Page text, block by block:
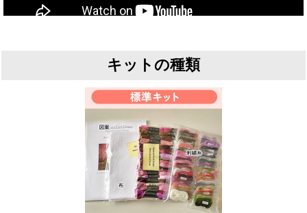
キットの種類